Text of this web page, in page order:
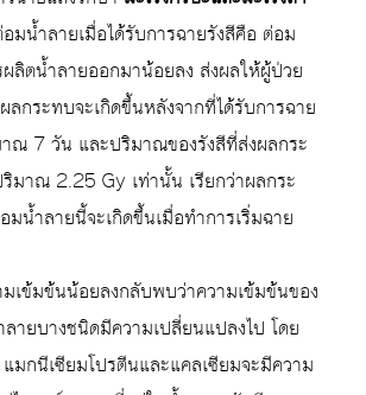
มน้ำลายเมื่อได้รับการฉายรังสีคือ ต่อม
ลิตน้ำลายออกมาน้อยลง ส่งผลให้ผู้ป่วย
ลกระทบจะเกิดขึ้นหลังจากที่ได้รับการฉาย
ณ 7 วัน และปริมาณของรังสีที่ส่งผลกระ
มาณ 2.25 Gy เท่านั้น เรียกว่าผลกระ
น้ำลายนี้จะเกิดขึ้นเมื่อทำการเริ่มฉาย
เข้มข้นน้อยลงกลับพบว่าความเข้มข้นของ
ายบางชนิดมีความเปลี่ยนแปลงไป โดย
มกนีเซียมโปรตีนและแคลเซียมจะมีความ